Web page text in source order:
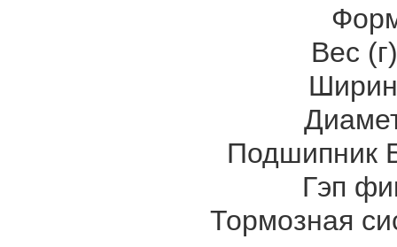
Вес
Подшипник
Гэп
Тормозная